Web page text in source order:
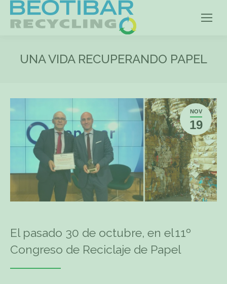
UNA VIDA RECUPERANDO PAPEL
NOV
19
El pasado 30 de octubre, en el 11º
Congreso de Reciclaje de Papel